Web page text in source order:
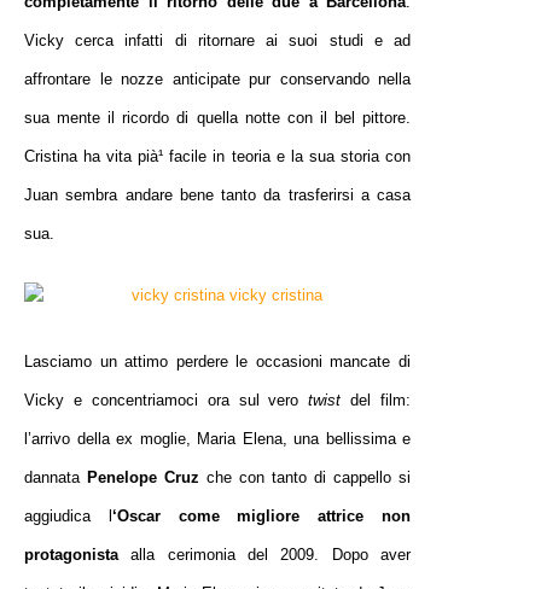
Vicky cerca infatti di ritornare ai suoi studi e ad
affrontare le nozze anticipate pur conservando nella
sua mente il ricordo di quella notte con il bel pittore.
Cristina ha vita pià¹ facile in teoria e la sua storia con
Juan sembra andare bene tanto da trasferirsi a casa
sua.
Lasciamo un attimo perdere le occasioni mancate di
Vicky e concentriamoci ora sul verotwist del film:
l’arrivo della ex moglie, Maria Elena, una bellissima e
dannata Penelope Cruz che con tanto di cappello si
aggiudica l ‘Oscar come migliore attrice non
protagonista alla cerimonia del 2009. Dopo aver